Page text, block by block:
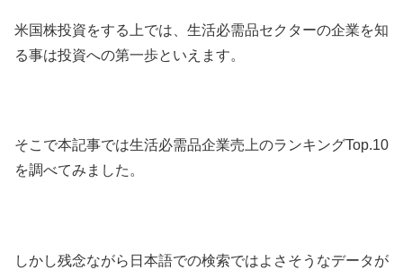
米国株投資をする上では、生活必需品セクターの企業を知
る事は投資への第一歩といえます。
そこで本記事では生活必需品企業売上のランキングTop.10
を調べてみました。
しかし残念ながら日本語での検索ではよさそうなデータが